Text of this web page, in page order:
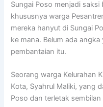
Sungai Poso menjadi
khususnya warga
mereka hanyut di Sungai
ke mana. Belum ada
pembantaian itu.
Seorang warga Kelurahan
Kota, Syahrul Maliki, yang
Poso dan terletak